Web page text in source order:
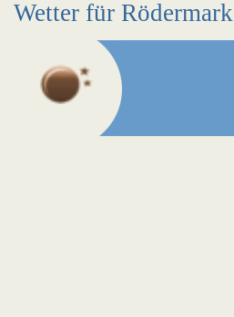
Wetter für Rödermark